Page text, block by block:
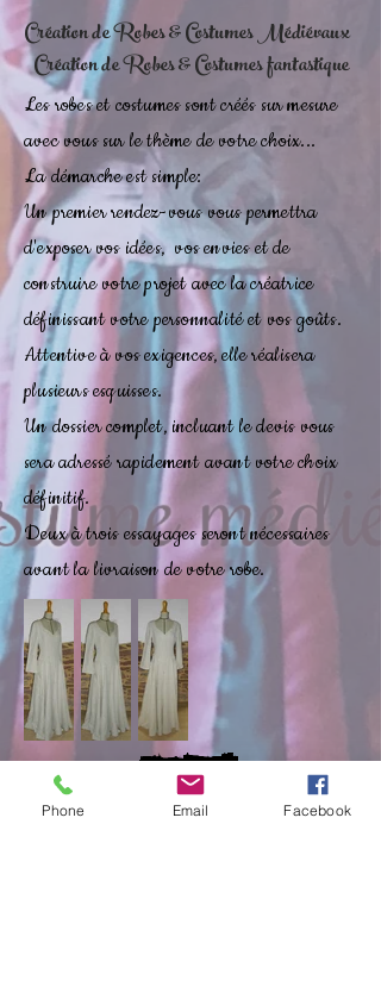
Création de Robes & Costumes Médiévaux
Création de Robes & Costumes fantastique
Les robes et costumes sont créés sur mesure
avec vous sur le thème de votre choix...
La démarche est simple:
Un premier rendez-vous vous permettra
d'exposer vos idées, vos envies et de
construire votre projet avec la créatrice
définissant votre personnalité et vos goûts.
Attentive à vos exigences, elle réalisera
plusieurs esquisses.
Un dossier complet, incluant le devis vous
sera adressé rapidement avant votre choix
définitif.
Deux à trois essayages seront nécessaires
avant la livraison de votre robe.
Phone Email Facebook